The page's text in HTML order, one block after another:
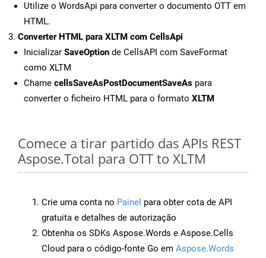
Utilize o WordsApi para converter o documento OTT em
HTML.
Converter HTML para XLTM com CellsApi
Inicializar SaveOption de CellsAPI com SaveFormat
como XLTM
Chame cellsSaveAsPostDocumentSaveAs para
converter o ficheiro HTML para o formato XLTM
Comece a tirar partido das APIs REST
Aspose.Total para OTT to XLTM
Crie uma conta no Painel para obter cota de API
gratuita e detalhes de autorização
Obtenha os SDKs Aspose.Words e Aspose.Cells
Cloud para o código-fonte Go em Aspose.Words